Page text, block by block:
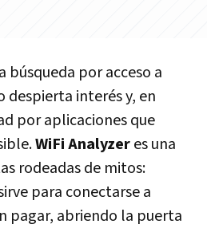
búsqueda por acceso a
interés y, en
por aplicaciones que
WiFi Analyzeres una
rodeadas de mitos:
para conectarse a
pagar, abriendo la puerta